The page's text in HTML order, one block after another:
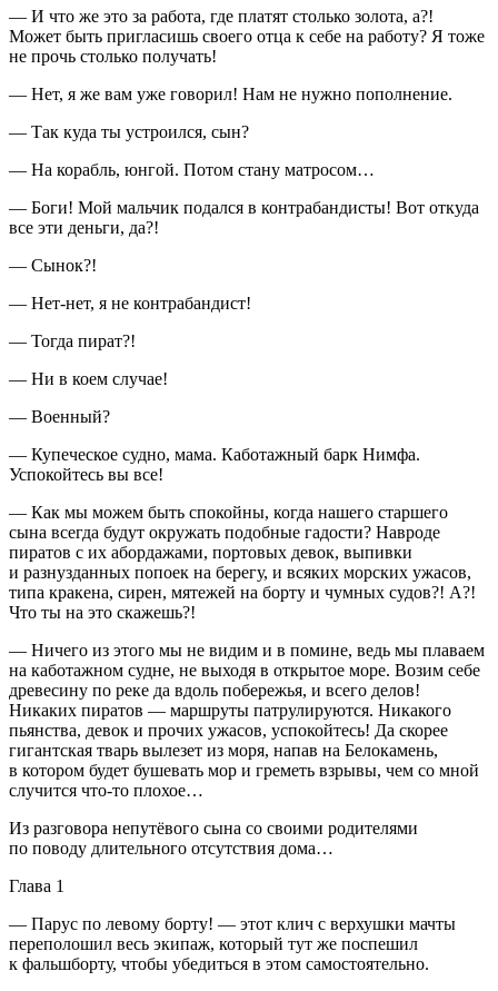
— И что же это за работа, где платят столько золота, а?!
Может быть пригласишь своего отца к себе на работу? Я тоже
не прочь столько получать!
— Нет, я же вам уже говорил! Нам не нужно пополнение.
— Так куда ты устроился, сын?
— На корабль, юнгой. Потом стану матросом…
— Боги! Мой мальчик подался в контрабандисты! Вот откуда
все эти деньги, да?!
— Сынок?!
— Нет-нет, я не контрабандист!
— Тогда пират?!
— Ни в коем случае!
— Военный?
— Купеческое судно, мама. Каботажный барк Нимфа.
Успокойтесь вы все!
— Как мы можем быть спокойны, когда нашего старшего
сына всегда будут окружать подобные гадости? Навроде
пиратов с их абордажами, портовых девок, выпивки
и разнузданных попоек на берегу, и всяких морских ужасов,
типа кракена, сирен, мятежей на борту и чумных судов?! А?!
Что ты на это скажешь?!
— Ничего из этого мы не видим и в помине, ведь мы плаваем
на каботажном судне, не выходя в открытое море. Возим себе
древесину по реке да вдоль побережья, и всего делов!
Никаких пиратов — маршруты патрулируются. Никакого
пьянства, девок и прочих ужасов, успокойтесь! Да скорее
гигантская тварь вылезет из моря, напав на Белокамень,
в котором будет бушевать мор и греметь взрывы, чем со мной
случится что-то плохое…
Из разговора непутёвого сына со своими родителями
по поводу длительного отсутствия дома…
Глава 1
— Парус по левому борту! — этот клич с верхушки мачты
переполошил весь экипаж, который тут же поспешил
к фальшборту, чтобы убедиться в этом самостоятельно.